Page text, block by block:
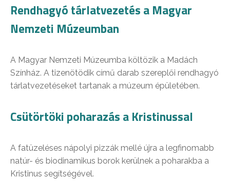
Rendhagyó tárlatvezetés a Magyar
Nemzeti Múzeumban
A Magyar Nemzeti Múzeumba költözik a Madách
Színház. A tizenötödik című darab szereplői rendhagyó
tárlatvezetéseket tartanak a múzeum épületében.
Csütörtöki poharazás a Kristinussal
A fatüzeléses nápolyi pizzák mellé újra a legfinomabb
natúr- és biodinamikus borok kerülnek a poharakba a
Kristinus segítségével.